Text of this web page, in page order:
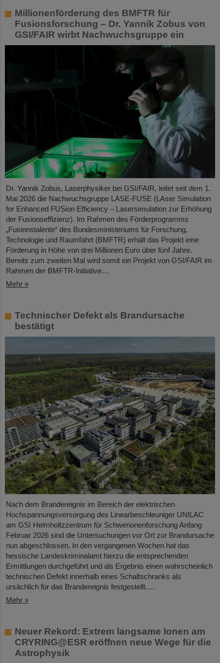
Millionenförderung des BMFTR für
Fusionsforschung – Dr. Yannik Zobus von
GSI/FAIR wirbt Nachwuchsgruppe ein
Dr. Yannik Zobus, Laserphysiker bei GSI/FAIR, leitet seit dem 1.
Mai 2026 die Nachwuchsgruppe LASE-FUSE (LAser Simulation
for Enhanced FUSion Efficiency – Lasersimulation zur Erhöhung
der Fusionseffizienz). Im Rahmen des Förderprogramms
„Fusionstalente“ des Bundesministeriums für Forschung,
Technologie und Raumfahrt (BMFTR) erhält das Projekt eine
Förderung in Höhe von drei Millionen Euro über fünf Jahre.
Bereits zum zweiten Mal wird somit ein Projekt von GSI/FAIR im
Rahmen der BMFTR-Initiative…
Mehr »
Technischer Defekt als Brandursache
bestätigt
Nach dem Brandereignis im Bereich der elektrischen
Hochspannungsversorgung des Linearbeschleuniger UNILAC
am GSI Helmholtzzentrum für Schwerionenforschung Anfang
Februar 2026 sind die Untersuchungen vor Ort zur Brandursache
nun abgeschlossen. In den vergangenen Wochen hat das
hessische Landeskriminalamt hierzu die entsprechenden
Ermittlungen durchgeführt und als Ergebnis einen wahrscheinlich
technischen Defekt innerhalb eines Schaltschranks als
ursächlich für das Brandereignis festgestellt.…
Mehr »
Neuer Rekord: Extrem langsame Ionen am
CRYRING@ESR eröffnen neue Wege für die
Astrophysik